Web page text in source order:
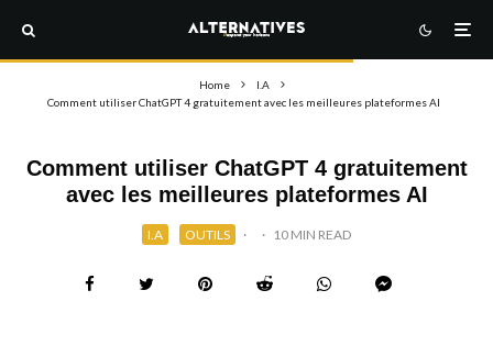
Home
I.A
Comment utiliser ChatGPT 4 gratuitement avec les meilleures plateformes AI
Comment utiliser ChatGPT 4 gratuitement
avec les meilleures plateformes AI
I.A OUTILS · · 10 MIN READ